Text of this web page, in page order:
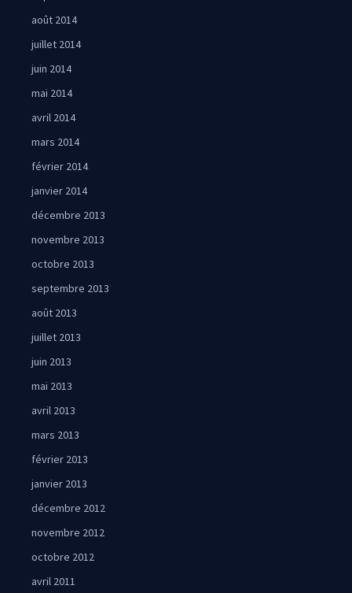
août 2014
juillet 2014
juin 2014
mai 2014
avril 2014
mars 2014
février 2014
janvier 2014
décembre 2013
novembre 2013
octobre 2013
septembre 2013
août 2013
juillet 2013
juin 2013
mai 2013
avril 2013
mars 2013
février 2013
janvier 2013
décembre 2012
novembre 2012
octobre 2012
avril 2011